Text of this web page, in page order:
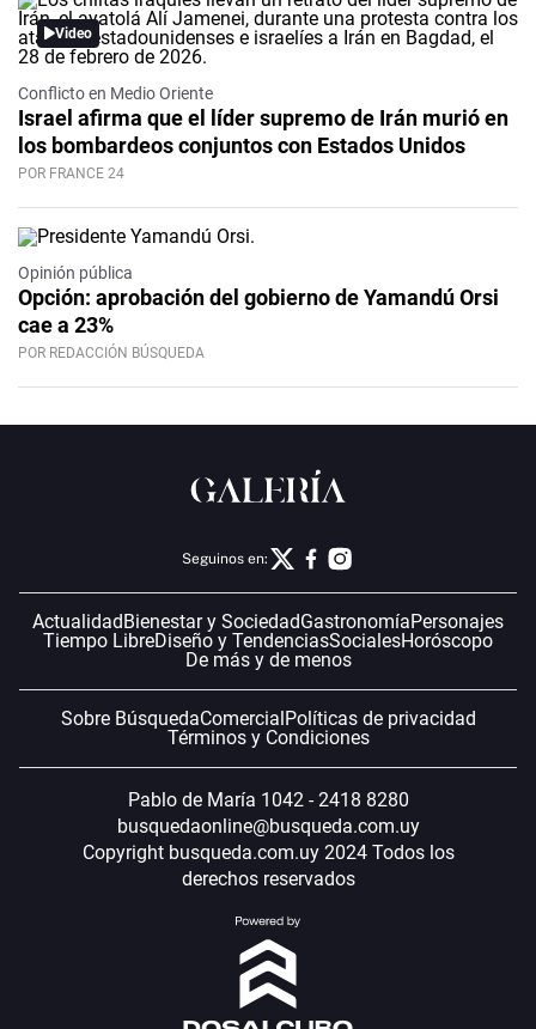
Video
Conflicto en Medio Oriente
Israel afirma que el líder supremo de Irán murió en
los bombardeos conjuntos con Estados Unidos
POR FRANCE 24
Opinión pública
Opción: aprobación del gobierno de Yamandú Orsi
cae a 23%
POR REDACCIÓN BÚSQUEDA
Seguinos en:
Actualidad Bienestar y SociedadGastronomíaPersonajes
Tiempo LibreDiseño y TendenciasSocialesHoróscopo
De más y de menos
Sobre BúsquedaComercial Políticas de privacidad
Términos y Condiciones
Pablo de María 1042 - 2418 8280
busquedaonline@busqueda.com.uy
Copyright busqueda.com.uy 2024 Todos los
derechos reservados